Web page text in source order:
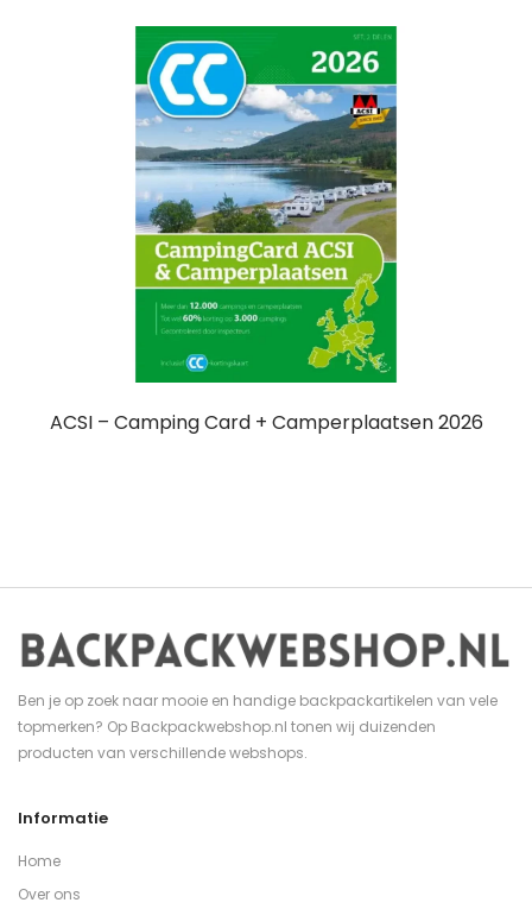
ACSI – Camping Card + Camperplaatsen 2026
Ben je op zoek naar mooie en handige backpackartikelen van vele
topmerken? Op Backpackwebshop.nl tonen wij duizenden
producten van verschillende webshops.
Informatie
Home
Over ons